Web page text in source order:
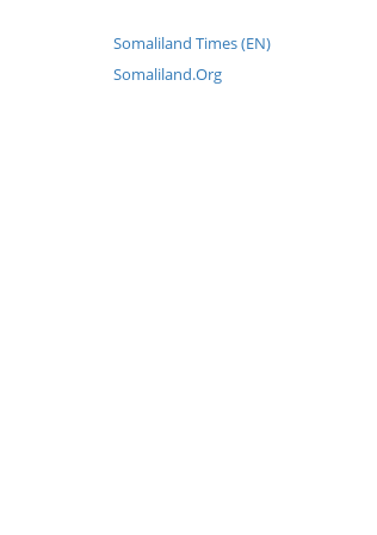
Somaliland Times (EN)
Somaliland.Org